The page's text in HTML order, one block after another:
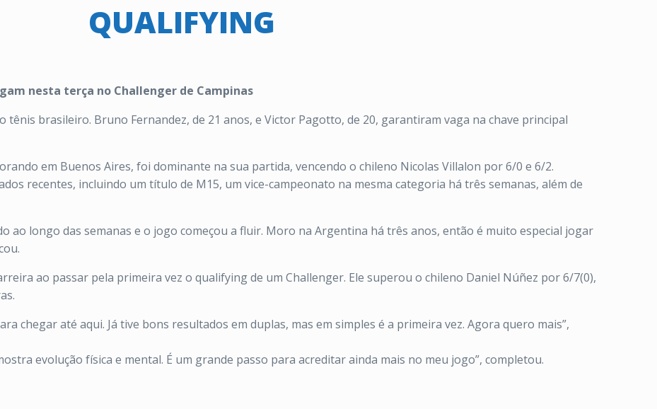
QUALIFYING
nesta terça no Challenger de Campinas
tênis brasileiro. Bruno Fernandez, de 21 anos, e Victor Pagotto, de 20, garantiram vaga na chave principal
em Buenos Aires, foi dominante na sua partida, vencendo o chileno Nicolas Villalon por 6/0 e 6/2.
recentes, incluindo um título de M15, um vice-campeonato na mesma categoria há três semanas, além de
ao longo das semanas e o jogo começou a fluir. Moro na Argentina há três anos, então é muito especial jogar
ao passar pela primeira vez o qualifying de um Challenger. Ele superou o chileno Daniel Núñez por 6/7(0),
chegar até aqui. Já tive bons resultados em duplas, mas em simples é a primeira vez. Agora quero mais”,
evolução física e mental. É um grande passo para acreditar ainda mais no meu jogo”, completou.